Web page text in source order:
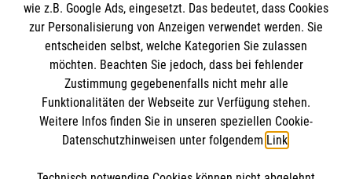
Datenschutz
Barrierefreiheit
Kontakt
Die Malteser
Malteser in Deutschland
Malteserorden
Sharepoint
Spendenkonto
wie z.B. Google Ads, eingesetzt. Das bedeutet, dass Cookies
zur Personalisierung von Anzeigen verwendet werden. Sie
entscheiden selbst, welche Kategorien Sie zulassen
möchten. Beachten Sie jedoch, dass bei fehlender
Zustimmung gegebenenfalls nicht mehr alle
Funktionalitäten der Webseite zur Verfügung stehen.
Weitere Infos finden Sie in unseren speziellen Cookie-
Datenschutzhinweisen unter folgendem Link.